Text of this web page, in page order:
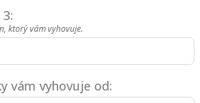
ktorý vám vyhovuje.
vám vyhovuje od: